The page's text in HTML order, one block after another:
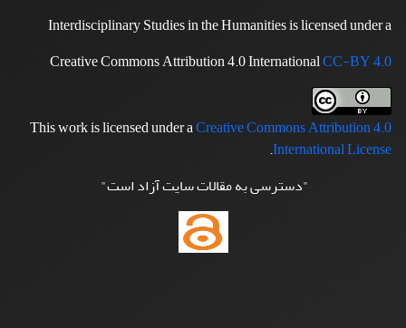
Interdisciplinary Studies in the Humanities is licensed under a
Creative Commons Attribution 4.0 InternationalCC-BY 4.0
This work is licensed under aCreative Commons Attribution 4.0
International License
.
"دسترسی به مقالات سایت آزاد است"